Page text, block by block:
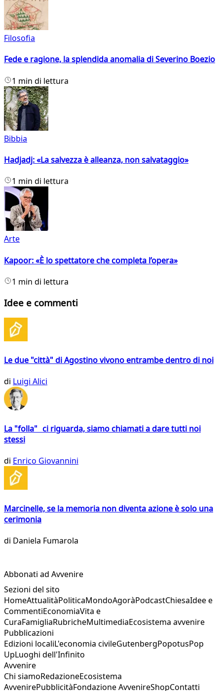
Filosofia
Fede e ragione, la splendida anomalia di Severino Boezio
1 min di lettura
Bibbia
Hadjadj: «La salvezza è alleanza, non salvataggio»
1 min di lettura
Arte
Kapoor: «È lo spettatore che completa l’opera»
1 min di lettura
Idee e commenti
Le due "città" di Agostino vivono entrambe dentro di noi
di Luigi Alici
La "folla" ci riguarda, siamo chiamati a dare tutti noi
stessi
di Enrico Giovannini
Marcinelle, se la memoria non diventa azione è solo una
cerimonia
di Daniela Fumarola
Abbonati ad Avvenire
Sezioni del sito
HomeAttualitàPoliticaMondoAgoràPodcastChiesaIdee e
CommentiEconomiaVita e
CuraFamigliaRubricheMultimediaEcosistema avvenire
Pubblicazioni
Edizioni localiL'economia civileGutenbergPopotusPop
UpLuoghi dell'Infinito
Avvenire
Chi siamoRedazioneEcosistema
AvvenirePubblicitàFondazione AvvenireShopContatti